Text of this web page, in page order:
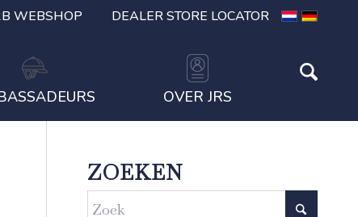
WEBSHOP DEALER STORE LOCATOR
OVER JRS
ZOEKEN